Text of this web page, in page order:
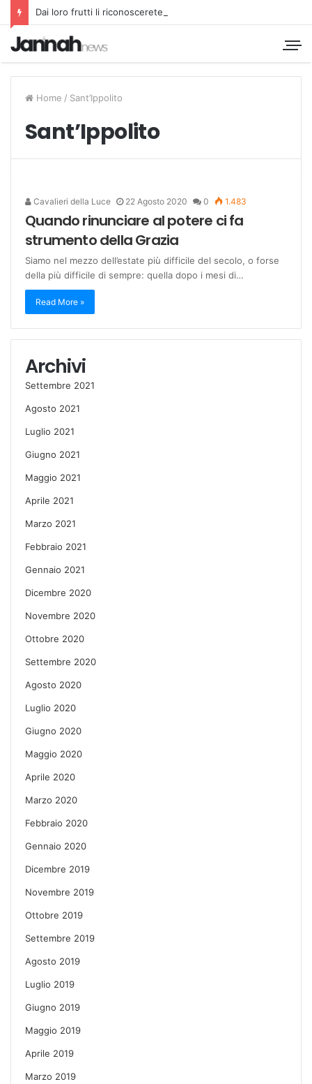
Dai loro frutti li riconoscerete
Home / Sant’Ippolito
Sant’Ippolito
Cavalieri della Luce 22 Agosto 2020 0 1.483
Quando rinunciare al potere ci fa
strumento della Grazia
Siamo nel mezzo dell’estate più difficile del secolo, o forse
della più difficile di sempre: quella dopo i mesi di…
Read More »
Archivi
Settembre 2021
Agosto 2021
Luglio 2021
Giugno 2021
Maggio 2021
Aprile 2021
Marzo 2021
Febbraio 2021
Gennaio 2021
Dicembre 2020
Novembre 2020
Ottobre 2020
Settembre 2020
Agosto 2020
Luglio 2020
Giugno 2020
Maggio 2020
Aprile 2020
Marzo 2020
Febbraio 2020
Gennaio 2020
Dicembre 2019
Novembre 2019
Ottobre 2019
Settembre 2019
Agosto 2019
Luglio 2019
Giugno 2019
Maggio 2019
Aprile 2019
Marzo 2019